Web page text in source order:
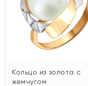
Кольцо из золота с
жемчугом